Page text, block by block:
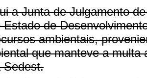
a Junta de Julgamento
de
ambientais,
que manteve a
Sedest.